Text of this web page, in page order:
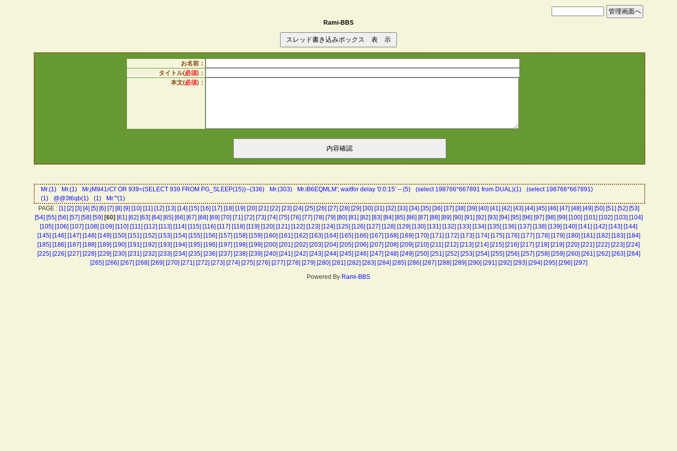
Rami-BBS
お名前：
タイトル(必須)：
本文(必須)：
Mr.(1) Mr.(1) Mr.jM941rCI' OR 939=(SELECT 939 FROM PG_SLEEP(15))--(336) Mr.(303) Mr.iB6EQMLM'; waitfor delay '0:0:15' -- (5) (select 198766*667891 from DUAL)(1)
(select 198766*667891)
(1)
@@3t6qb(1) (1)
Mr.'"(1)
PAGE : [1] [2] [3] [4] [5] [6] [7] [8] [9] [10] [11] [12] [13] [14] [15] [16] [17] [18] [19] [20] [21] [22] [23] [24] [25] [26] [27] [28] [29] [30] [31] [32] [33] [34] [35] [36] [37] [38] [39] [40] [41] [42] [43] [44] [45] [46] [47] [48] [49] [50] [51] [52] [53]
[54] [55] [56] [57] [58] [59] [60] [61] [62] [63] [64] [65] [66] [67] [68] [69] [70] [71] [72] [73] [74] [75] [76] [77] [78] [79] [80] [81] [82] [83] [84] [85] [86] [87] [88] [89] [90] [91] [92] [93] [94] [95] [96] [97] [98] [99] [100] [101] [102] [103] [104]
[105] [106] [107] [108] [109] [110] [111] [112] [113] [114] [115] [116] [117] [118] [119] [120] [121] [122] [123] [124] [125] [126] [127] [128] [129] [130] [131] [132] [133] [134] [135] [136] [137] [138] [139] [140] [141] [142] [143] [144]
[145] [146] [147] [148] [149] [150] [151] [152] [153] [154] [155] [156] [157] [158] [159] [160] [161] [162] [163] [164] [165] [166] [167] [168] [169] [170] [171] [172] [173] [174] [175] [176] [177] [178] [179] [180] [181] [182] [183] [184]
[185] [186] [187] [188] [189] [190] [191] [192] [193] [194] [195] [196] [197] [198] [199] [200] [201] [202] [203] [204] [205] [206] [207] [208] [209] [210] [211] [212] [213] [214] [215] [216] [217] [218] [219] [220] [221] [222] [223] [224]
[225] [226] [227] [228] [229] [230] [231] [232] [233] [234] [235] [236] [237] [238] [239] [240] [241] [242] [243] [244] [245] [246] [247] [248] [249] [250] [251] [252] [253] [254] [255] [256] [257] [258] [259] [260] [261] [262] [263] [264]
[265] [266] [267] [268] [269] [270] [271] [272] [273] [274] [275] [276] [277] [278] [279] [280] [281] [282] [283] [284] [285] [286] [287] [288] [289] [290] [291] [292] [293] [294] [295] [296] [297]
Powered By Rami-BBS